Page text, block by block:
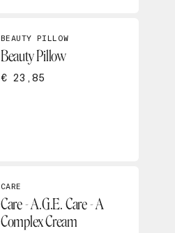
BEAUTY PILLOW
Beauty Pillow
€ 23,85
CARE
Care - A.G.E. Care - A
Complex Cream